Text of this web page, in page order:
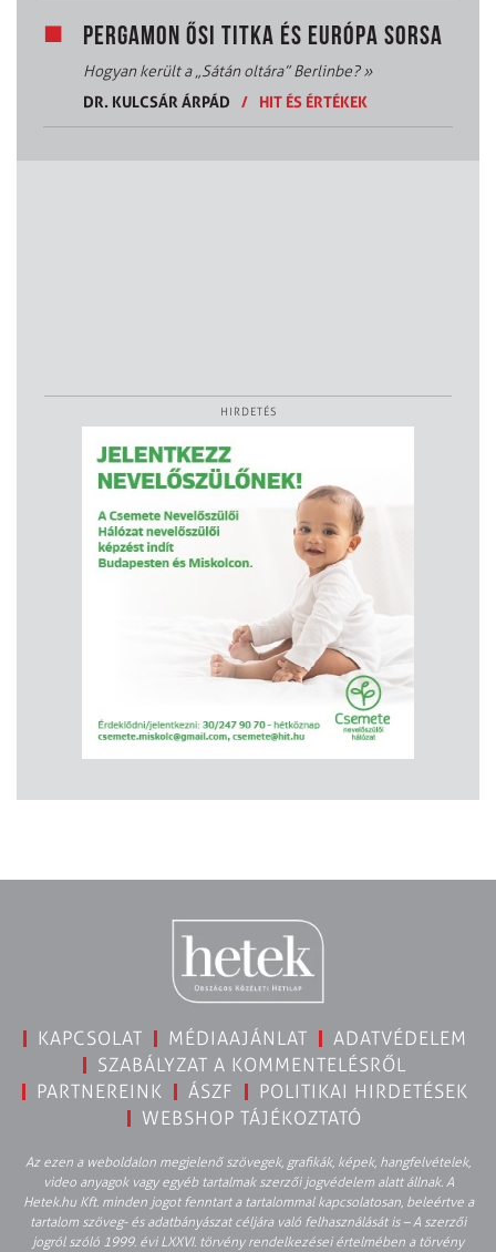
PERGAMON ŐSI TITKA ÉS EURÓPA SORSA
Hogyan került a „Sátán oltára” Berlinbe?»
DR. KULCSÁR ÁRPÁD
/ HIT ÉS ÉRTÉKEK
HIRDETÉS
KAPCSOLAT MÉDIAAJÁNLAT
ADATVÉDELEM
SZABÁLYZAT A KOMMENTELÉSRŐL
PARTNEREINK
ÁSZF
POLITIKAI HIRDETÉSEK
WEBSHOP TÁJÉKOZTATÓ
Az ezen a weboldalon megjelenő szövegek, grafikák, képek, hangfelvételek,
video anyagok vagy egyéb tartalmak szerzői jogvédelem alatt állnak. A
Hetek.hu Kft. minden jogot fenntart a tartalommal kapcsolatosan, beleértve a
tartalom szöveg- és adatbányászat céljára való felhasználását is – A szerzői
jogról szóló 1999. évi LXXVI. törvény rendelkezései értelmében a törvény